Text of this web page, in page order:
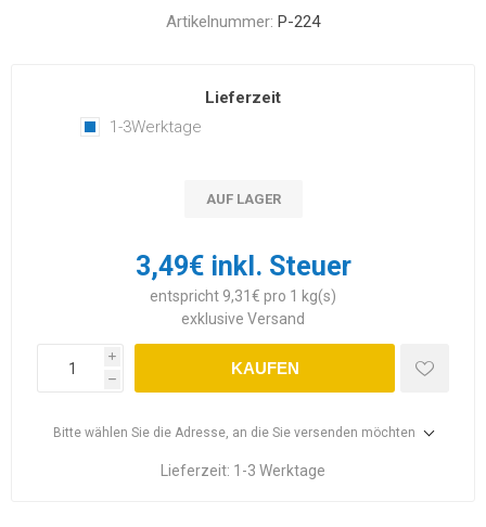
Artikelnummer: P-224
Lieferzeit
1-3Werktage
AUF LAGER
3,49€ inkl. Steuer
entspricht 9,31€ pro 1 kg(s)
exklusive Versand
i
h
KAUFEN
Bitte wählen Sie die Adresse, an die Sie versenden möchten
Lieferzeit: 1-3 Werktage